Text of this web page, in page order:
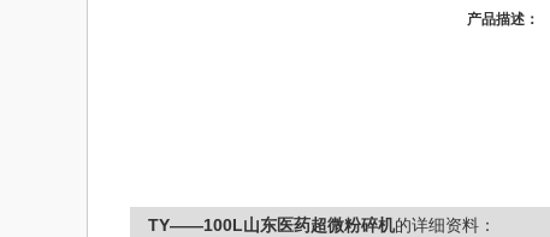
产品描述：
TY——100L山东医药超微粉碎机的详细资料：